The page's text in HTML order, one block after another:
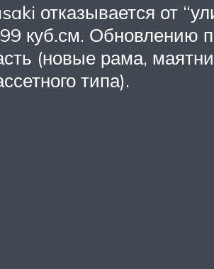
отказывается от
куб.см. Обновлению
(новые рама,
типа).